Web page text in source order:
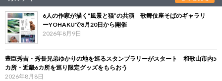
6人の作家が描く“風景と猫”の共演 歌舞伎座そばのギャラリ
ーYOHAKUで8月20日から開催
2026年8月9日
豊臣秀吉・秀長兄弟ゆかりの地を巡るスタンプラリーがスタート 和歌山市内5
カ所・近畿6カ所を巡り限定グッズをもらおう
2026年8月8日